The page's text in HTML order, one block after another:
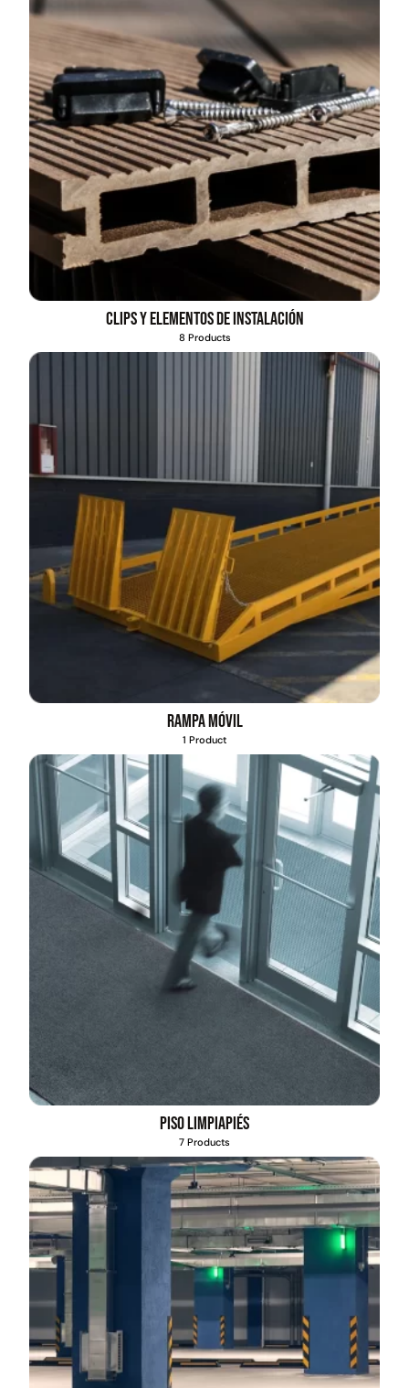
Clips y elementos de instalación
8 Products
Rampa móvil
1 Product
Piso limpiapiés
7 Products